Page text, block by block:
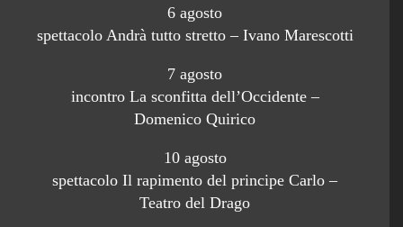
6 agosto
spettacolo Andrà tutto stretto – Ivano Marescotti
7 agosto
incontro La sconfitta dell’Occidente –
Domenico Quirico
10 agosto
spettacolo Il rapimento del principe Carlo –
Teatro del Drago